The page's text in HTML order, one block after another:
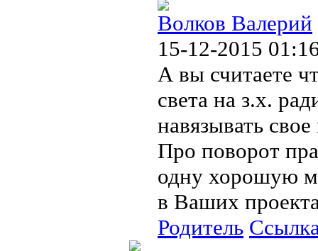
Волков Валерий
15-12-2015
А вы считаете
света на з.х.
навязывать
Про поворот
одну хорошую
в Ваших
Родитель